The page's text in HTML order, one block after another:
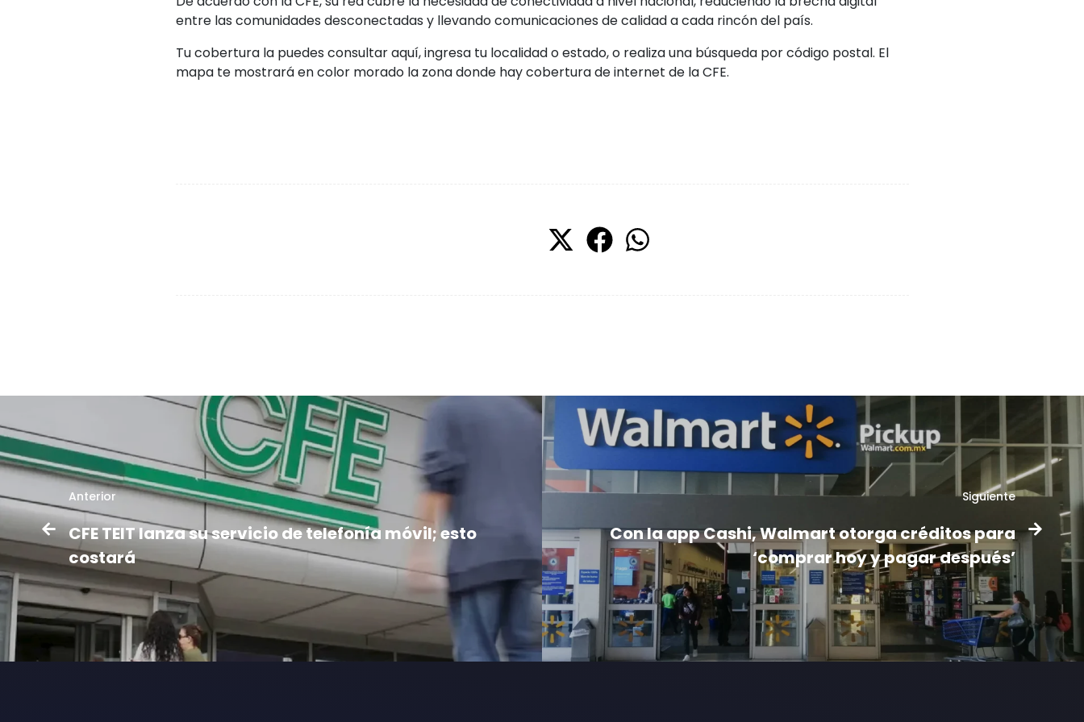
entre las comunidades desconectadas y llevando comunicaciones de calidad a cada rincón del país.
Tu cobertura la puedes consultar aquí, ingresa tu localidad o estado, o realiza una búsqueda por código postal. El
mapa te mostrará en color morado la zona donde hay cobertura de internet de la CFE.
Anterior
CFE TEIT lanza su servicio de telefonía móvil; esto
costará
Siguiente
Con la app Cashi, Walmart otorga créditos para
‘comprar hoy y pagar después’